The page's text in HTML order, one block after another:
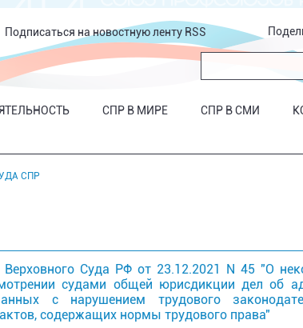
Подписаться на новостную ленту RSS
СПР В МИРЕ СПР В СМИ
СПР
Верховного Суда РФ от 23.12.2021 N 45 "О
судами общей юрисдикции дел об
с нарушением трудового
содержащих нормы трудового права"